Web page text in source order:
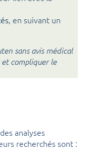
, en suivant un
sans avis médical
compliquer le
analyses
recherchés sont :